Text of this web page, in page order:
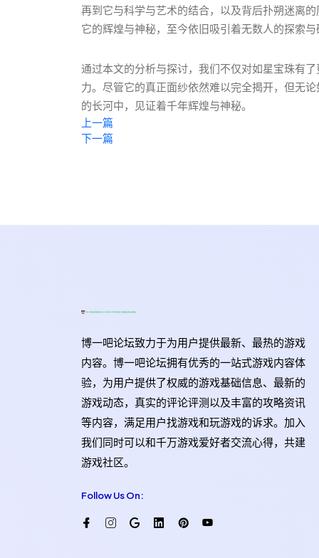
再到它与科学与艺术的结合，以及背后扑朔迷离
它的辉煌与神秘，至今依旧吸引着无数人的探索与
通过本文的分析与探讨，我们不仅对如星宝珠有
力。尽管它的真正面纱依然难以完全揭开，但无
的长河中，见证着千年辉煌与神秘。
上一篇
下一篇
博一吧论坛致力于为用户提供最新、最热的游戏
内容。博一吧论坛拥有优秀的一站式游戏内容体
验，为用户提供了权威的游戏基础信息、最新的
游戏动态，真实的评论评测以及丰富的攻略资讯
等内容，满足用户找游戏和玩游戏的诉求。加入
我们同时可以和千万游戏爱好者交流心得，共建
游戏社区。
Follow Us On: